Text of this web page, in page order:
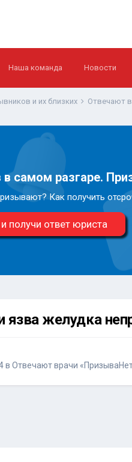
Наша команда Новости
и их близких Отвечают
самом разгаре.
Как получить
получи ответ юриста
язва желудка
в Отвечают врачи